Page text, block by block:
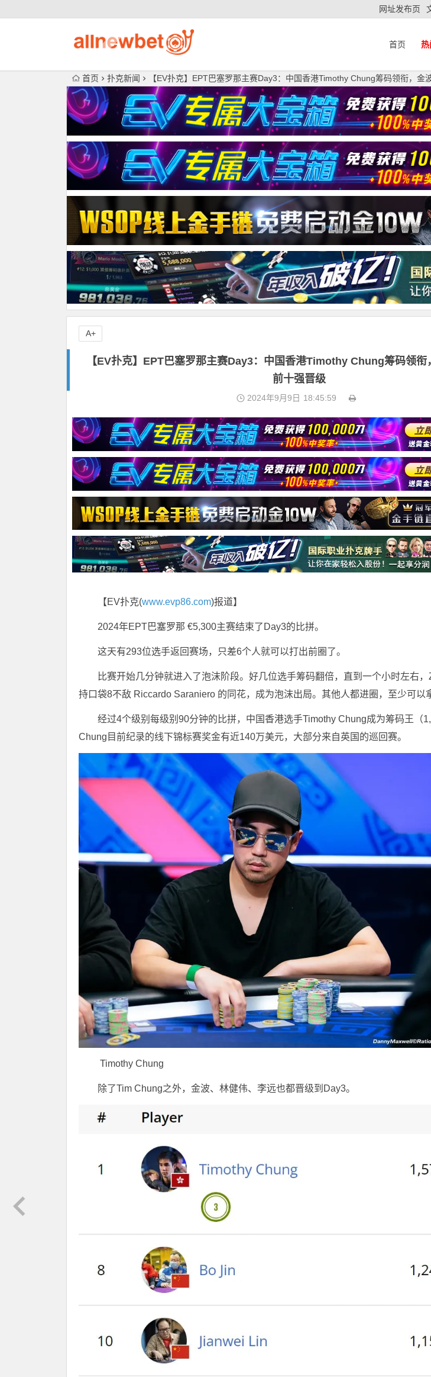
网址发布页
首页 热
首页 扑克新闻 【EV扑克】EPT巴塞罗那主赛Day3：中国香港Timothy Chung筹码领衔，金
【EV扑克】EPT巴塞罗那主赛Day3：中国香港Timothy Chung筹码领衔
前十强晋级
2024年9月9日 18:45:59
【EV扑克(www.evp86.com)报道】
2024年EPT巴塞罗那 €5,300主赛结束了Day3的比拼。
这天有293位选手返回赛场，只差6个人就可以打出前圈了。
比赛开始几分钟就进入了泡沫阶段。好几位选手筹码翻倍，直到一个小时左右
持口袋8不敌 Riccardo Saraniero 的同花，成为泡沫出局。其他人都进圈，至少可以
经过4个级别每级别90分钟的比拼，中国香港选手Timothy Chung成为筹码王（
Chung目前纪录的线下锦标赛奖金有近140万美元，大部分来自英国的巡回赛。
Timothy Chung
除了Tim Chung之外，金波、林健伟、李远也都晋级到Day3。
A+